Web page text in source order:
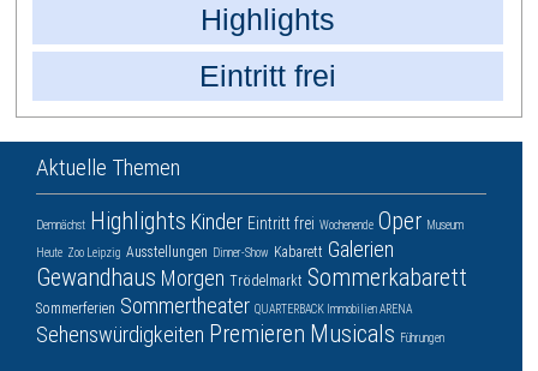
Highlights
Eintritt frei
Aktuelle Themen
Demnächst Highlights Kinder Eintritt frei Wochenende Oper Museum
Heute Zoo Leipzig Ausstellungen Dinner-Show Kabarett Galerien
Gewandhaus Morgen Trödelmarkt Sommerkabarett
Sommerferien Sommertheater QUARTERBACK Immobilien ARENA
Sehenswürdigkeiten Premieren Musicals Führungen